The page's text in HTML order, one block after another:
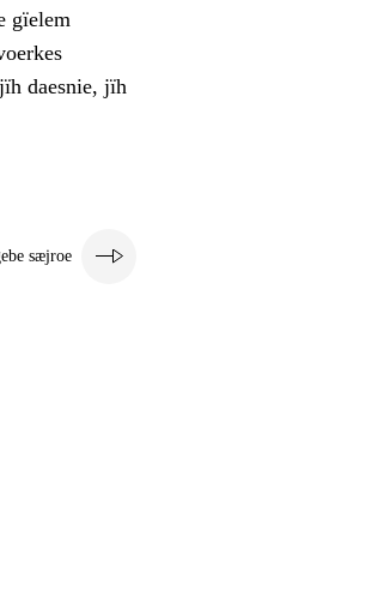
gïelem
daesnie, jïh
sæjroe